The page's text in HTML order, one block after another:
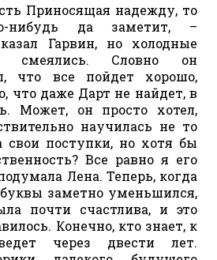
Приносящая надежду, то
нибудь да заметит, –
Гарвин, но холодные
смеялись. Словно он
что все пойдет хорошо,
что даже Дарт не найдет, в
Может, он просто хотел,
научилась не то
свои поступки, но хотя бы
Все равно я его
Лена. Теперь, когда
заметно уменьшился,
почти счастлива, и это
Конечно, кто знает, к
через двести лет.